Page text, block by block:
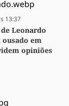
13:37
Leonardo
em
opiniões